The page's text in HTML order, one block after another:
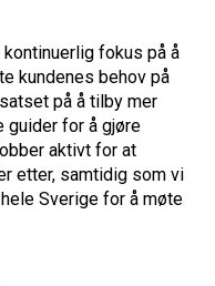
fokus på å
kundenes behov på
på å tilby mer
guider for å gjøre
aktivt for at
etter, samtidig som vi
Sverige for å møte